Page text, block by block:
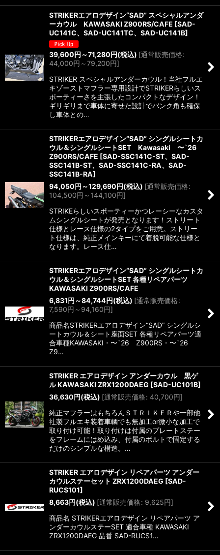
STRIKERエアロデザイン“SAD” スペシャルアンダ
ーカウル KAWASAKI Z900RS/CAFE [SAD-
UC141C、SAD-UC141TC、SAD-UC141B]
39,600円 ～71,280円(税込) [通常販売価格:
44,000円 ～79,200円]
STRIKER スペシャルアンダーカウル！当社フルエ
キゾーストマフラー専用設計でSTRIKERらしいス
ポーティーさを主張したコンパクトなデザイン！
ギリギリまで車体に寄せた設計でバンク角も確保
し車体との…
STRIKERエアロデザイン“SAD” シングルシートカ
ウル＆シングルシートSET Kawasaki 〜`26
Z900RS/CAFE [SAD-SSC141C-ST、SAD-
SSC141B-ST、SAD-SSC141C-RA、SAD-
SSC141B-RA]
94,050円 ～129,690円(税込) [通常販売価格:
104,500円 ～144,100円]
STRIKEらしいスポーティーかつレーシーなカスタ
ムシングルシートが発売となります！ストリート
仕様とレース仕様の2タイプをご用意。ストリー
ト仕様は、純正メインキーにて着脱可能な仕様と
なります。レース仕…
STRIKERエアロデザイン“SAD” シングルシートカ
ウル＆シングルシートSET 各種リペアパーツ
KAWASAKI Z900RS/CAFE
6,831円 ～84,744円(税込) [通常販売価格:
7,590円 ～94,160円]
商品名STRIKERエアロデザイン“SAD” シングルシ
ートカウル＆シート座面SET 各種リペアパーツ適
合車種KAWASAKI・〜`26 Z900RS・〜`26
Z9…
STRIKER エアロデザイン アンダーカウル 黒ゲ
ル KAWASAKI ZRX1200DAEG [SAD-UC101B]
36,630円(税込) [通常販売価格: 40,700円]
純正マフラーはもちろんＳＴＲＩＫＥＲや一部他
社製フルエキ装着車輌でも無加工or微小な加工で
取り付け可能！取り付けは付属のプレートステー
をフレームにはめ込み、付属のボルトで固定する
だけのシンプルな構造。…
STRIKER エアロデザイン リペアパーツ アンダー
カウルステーセット ZRX1200DAEG [SAD-
RUCS101]
8,663円(税込) [通常販売価格: 9,625円]
商品名 STRIKERエアロデザイン リペアパーツ ア
ンダーカウルステーSET 適合車種 KAWASAKI
ZRX1200DAEG 品番 SAD-RUCS1…